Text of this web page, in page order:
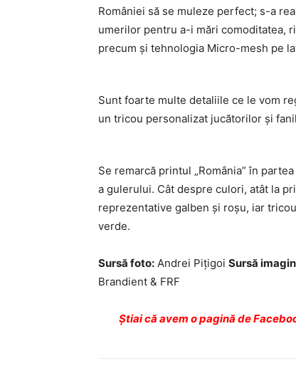
României să se muleze perfect; s-a
umerilor pentru a-i mări comoditatea,
precum și tehnologia Micro-mesh pe
Sunt foarte multe detaliile ce le vom
un tricou personalizat jucătorilor și
Se remarcă printul „România” în
a gulerului. Cât despre culori, atât la
reprezentative galben și roșu, iar
verde.
Sursă foto: Andrei Piţigoi Sursă
Brandient & FRF
Ştiai că avem o pagină de